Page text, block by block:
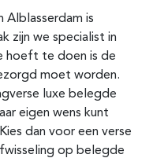
Alblasserdam is
zijn we specialist in
hoeft te doen is de
moet worden.
luxe belegde
eigen wens kunt
dan voor een verse
op belegde